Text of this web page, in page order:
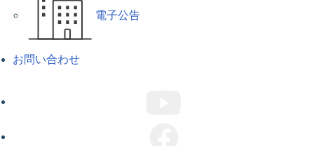
電子公告
お問い合わせ